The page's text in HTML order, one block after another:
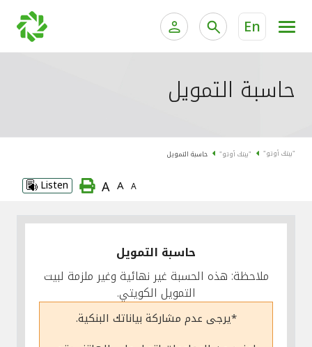
En
الخدمات المصرفية الإلكترونية للأفراد
خدمة "بيتك" للتداول الإلكتروني
جميع السيارات
اتصل بنا
مواقع الفروع وأجهزة الصرف الآلي
حاسبة التمويل
"بيتك أوتو" "بيتك أوتو" حاسبة التمويل
A
A
A
Listen
حاسبة التمويل
ملاحظة: هذه الحسبة غير نهائية وغير ملزمة لبيت
التمويل الكويتي.
*يرجى عدم مشاركة بياناتك البنكية.